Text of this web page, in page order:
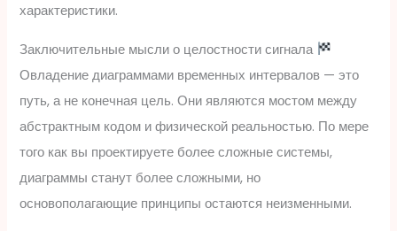
характеристики.
Заключительные мысли о целостности сигнала
Овладение диаграммами временных интервалов — это
путь, а не конечная цель. Они являются мостом между
абстрактным кодом и физической реальностью. По мере
того как вы проектируете более сложные системы,
диаграммы станут более сложными, но
основополагающие принципы остаются неизменными.